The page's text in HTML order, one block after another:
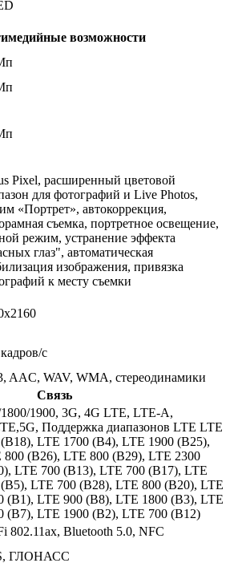
возможности
Pixel, расширенный цветовой
для фотографий и Live Photos,
«Портрет», автокоррекция,
съемка, портретное освещение,
режим, устранение эффекта
глаз", автоматическая
изображения, привязка
к месту съемки
с
AAC, WAV, WMA, стереодинамики
Связь
1900, 3G, 4G LTE, LTE-A,
Поддержка диапазонов LTE LTE
LTE 1700 (B4), LTE 1900 (B25),
800 (B26), LTE 800 (B29), LTE 2300
LTE 700 (B13), LTE 700 (B17), LTE
LTE 700 (B28), LTE 800 (B20), LTE
(B1), LTE 900 (B8), LTE 1800 (B3), LTE
(B7), LTE 1900 (B2), LTE 700 (B12)
802.11ax, Bluetooth 5.0, NFC
ГЛОНАСС